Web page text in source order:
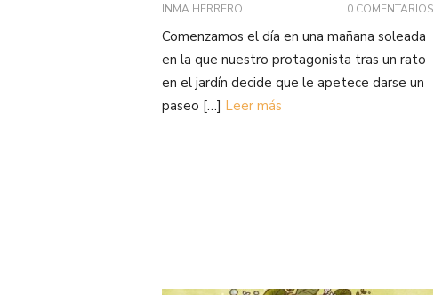
INMA HERRERO 0 COMENTARIOS
Comenzamos el día en una mañana soleada
en la que nuestro protagonista tras un rato
en el jardín decide que le apetece darse un
paseo […] Leer más